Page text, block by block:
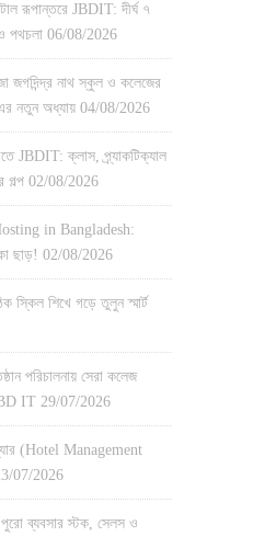
রূপান্তরে JBDIT: দীর্ঘ ৭
পথচলা 06/08/2026
জগদিন্দ্র নাথ স্কুল ও কলেজের
নতুন অধ্যায় 04/08/2026
JBDIT: ক্লাস, প্র্যাকটিক্যাল
গল্প 02/08/2026
in Bangladesh:
ছাড়! 02/08/2026
স্কিল শিখে গড়ে তুলুন স্মার্ট
পরিচালনায় সেরা কলেজ
IT 29/07/2026
(Hotel Management
07/2026
ব্যবসার স্টক, সেলস ও